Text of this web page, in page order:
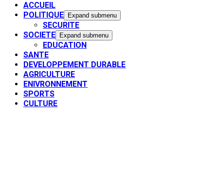
ACCUEIL
POLITIQUE
Expand submenu
SECURITE
SOCIETE
Expand submenu
EDUCATION
SANTE
DEVELOPPEMENT DURABLE
AGRICULTURE
ENIVRONNEMENT
SPORTS
CULTURE